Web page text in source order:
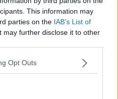
This information may
parties on the IAB’s List of
may further disclose it to other
Opt Outs
trattore chesi è mosso e lo
118, anche
i tecnici di